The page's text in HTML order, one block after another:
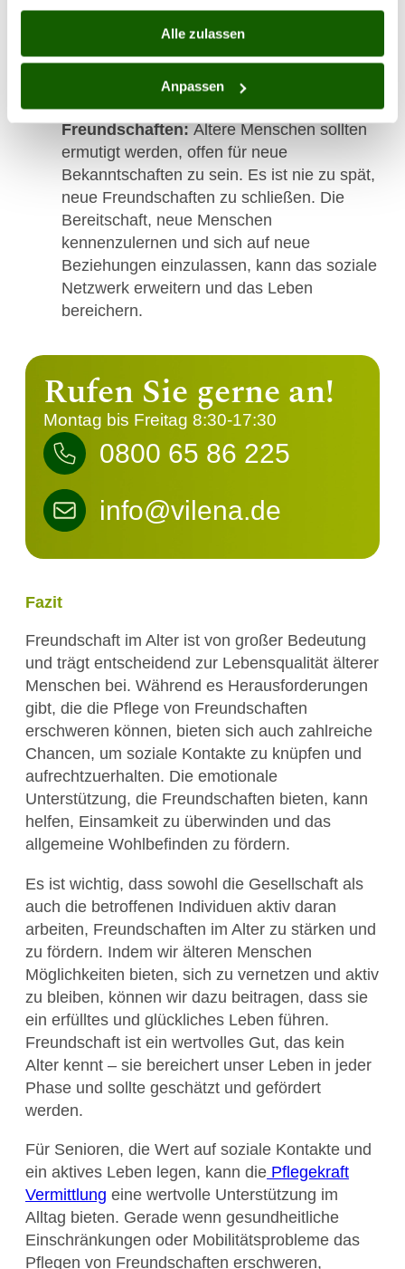
gesammelt haben.
Alle zulassen
Anpassen
Freundschaften lebendig zu halten. Selbst
kleine Gesten, wie das Versenden von
Karten oder Nachrichten, können viel
Offenheit für neue
Freundschaften:Ältere Menschen sollten
ermutigt werden, offen für neue
Bekanntschaften zu sein. Es ist nie zu spät,
neue Freundschaften zu schließen. Die
Bereitschaft, neue Menschen
kennenzulernen und sich auf neue
Beziehungen einzulassen, kann das soziale
Netzwerk erweitern und das Leben
bereichern.
Rufen Sie gerne an!
Montag bis Freitag 8:30-17:30
0800 65 86 225
info@vilena.de
Fazit
Freundschaft im Alter ist von großer Bedeutung
und trägt entscheidend zur Lebensqualität älterer
Menschen bei. Während es Herausforderungen
gibt, die die Pflege von Freundschaften
erschweren können, bieten sich auch zahlreiche
Chancen, um soziale Kontakte zu knüpfen und
aufrechtzuerhalten. Die emotionale
Unterstützung, die Freundschaften bieten, kann
helfen, Einsamkeit zu überwinden und das
allgemeine Wohlbefinden zu fördern.
Es ist wichtig, dass sowohl die Gesellschaft als
auch die betroffenen Individuen aktiv daran
arbeiten, Freundschaften im Alter zu stärken und
zu fördern. Indem wir älteren Menschen
Möglichkeiten bieten, sich zu vernetzen und aktiv
zu bleiben, können wir dazu beitragen, dass sie
ein erfülltes und glückliches Leben führen.
Freundschaft ist ein wertvolles Gut, das kein
Alter kennt – sie bereichert unser Leben in jeder
Phase und sollte geschätzt und gefördert
werden.
Für Senioren, die Wert auf soziale Kontakte und
ein aktives Leben legen, kann die Pflegekraft
Vermittlung eine wertvolle Unterstützung im
Alltag bieten. Gerade wenn gesundheitliche
Einschränkungen oder Mobilitätsprobleme das
Pflegen von Freundschaften erschweren,